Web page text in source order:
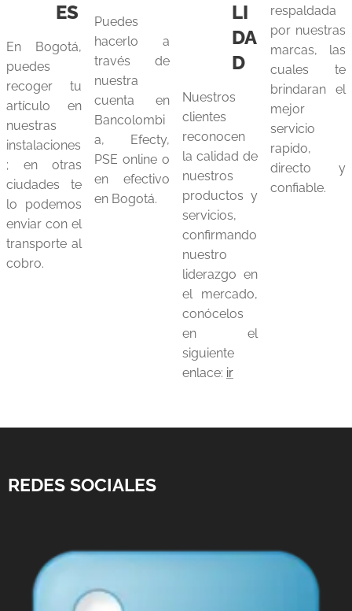
ES
En Bogotá,
puedes
recoger tu
artículo en
nuestras
instalaciones
; en otras
ciudades te
lo podemos
enviar con el
transporte al
cobro.
Puedes
hacerlo a
través de
nuestra
cuenta en
Bancolombi
a, Efecty,
PSE online o
en efectivo
en Bogotá.
LI
DA
D
Nuestros
clientes
reconocen
la calidad de
nuestros
productos y
servicios,
confirmando
nuestro
liderazgo en
el mercado,
conócelos
en el
siguiente
enlace: ir
respaldada
por nuestras
marcas, las
cuales te
brindaran el
mejor
servicio
rapido,
directo y
confiable.
REDES SOCIALES